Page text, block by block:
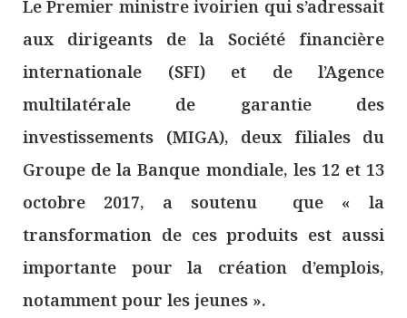
Le Premier ministre ivoirien qui s’adressait
aux dirigeants de la Société financière
internationale (SFI) et de l’Agence
multilatérale de garantie des
investissements (MIGA), deux filiales du
Groupe de la Banque mondiale, les 12 et 13
octobre 2017, a soutenu que « la
transformation de ces produits est aussi
importante pour la création d’emplois,
notamment pour les jeunes ».